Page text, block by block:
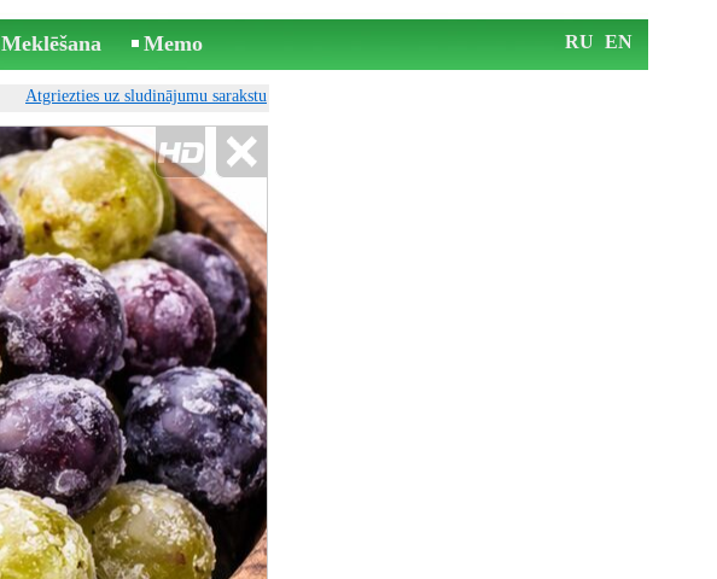
Meklēšana Memo RU EN
Atgriezties uz sludinājumu sarakstu